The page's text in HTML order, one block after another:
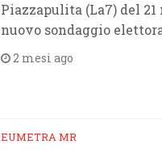
Piazzapulita (La7) del
nuovo sondaggio
2 mesi ago
EUMETRA MR